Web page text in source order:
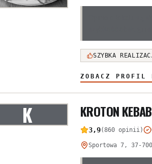
SZYBKA
ZOBACZ PROFIL
K KROTON KEBAB
3,9(860 opinii)
Sportowa 7, 37-